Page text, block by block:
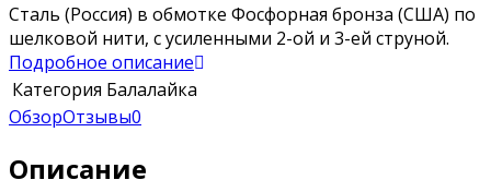
Сталь (Россия) в обмотке Фосфорная бронза (США) по
шелковой нити, с усиленными 2-ой и 3-ей струной.
Подробное описание
Категория Балалайка
ОбзорОтзывы0
Описание